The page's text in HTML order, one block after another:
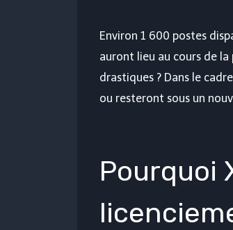
Environ 1 600 postes
auront lieu au cours de
drastiques ? Dans le
ou resteront sous un
Pourquoi